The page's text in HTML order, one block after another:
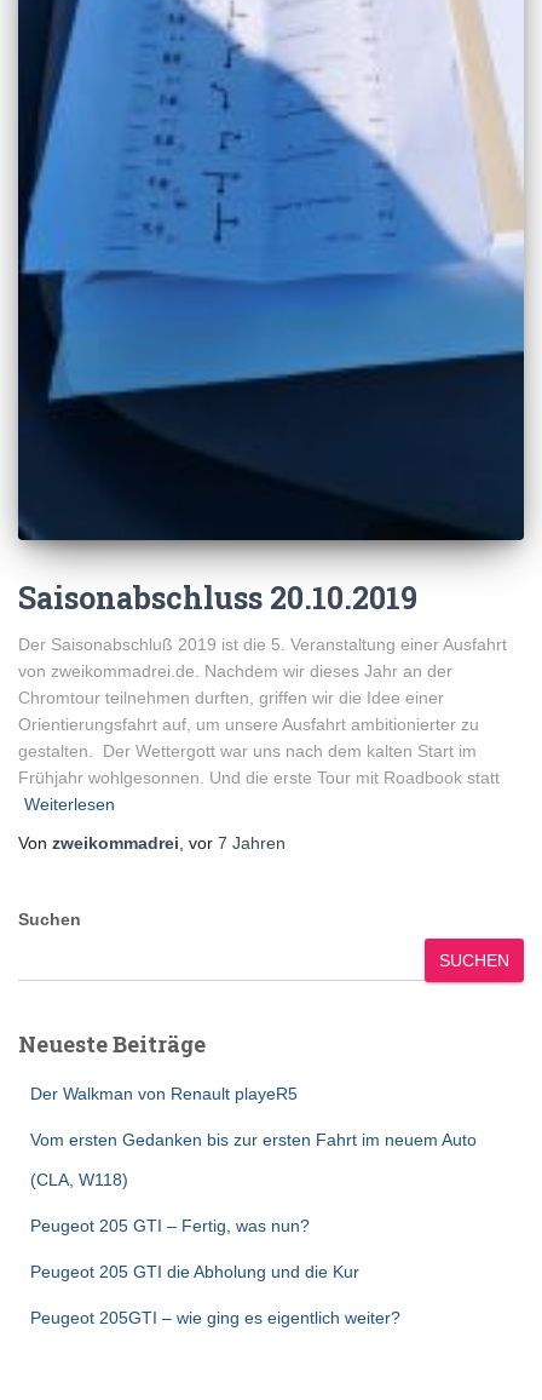
Saisonabschluss 20.10.2019
Der Saisonabschluß 2019 ist die 5. Veranstaltung einer Ausfahrt
von zweikommadrei.de. Nachdem wir dieses Jahr an der
Chromtour teilnehmen durften, griffen wir die Idee einer
Orientierungsfahrt auf, um unsere Ausfahrt ambitionierter zu
gestalten. Der Wettergott war uns nach dem kalten Start im
Frühjahr wohlgesonnen. Und die erste Tour mit Roadbook statt
Weiterlesen
Von zweikommadrei , vor 7 Jahren
Suchen
SUCHEN
Neueste Beiträge
Der Walkman von Renault playeR5
Vom ersten Gedanken bis zur ersten Fahrt im neuem Auto
(CLA, W118)
Peugeot 205 GTI – Fertig, was nun?
Peugeot 205 GTI die Abholung und die Kur
Peugeot 205GTI – wie ging es eigentlich weiter?